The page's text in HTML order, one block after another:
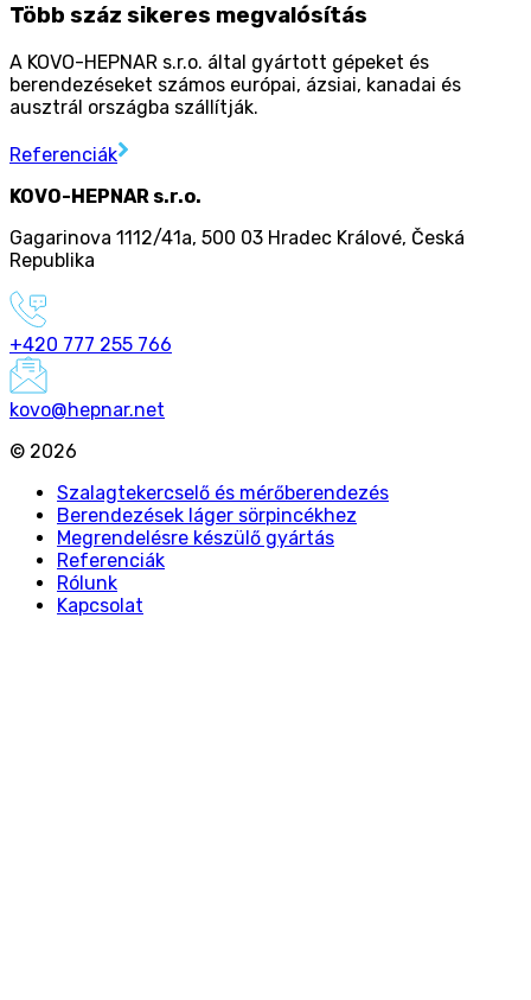
Több száz sikeres megvalósítás
A KOVO-HEPNAR s.r.o. által gyártott gépeket és
berendezéseket számos európai, ázsiai, kanadai és
ausztrál országba szállítják.
Referenciák
KOVO-HEPNAR s.r.o.
Gagarinova 1112/41a, 500 03 Hradec Králové, Česká
Republika
+420 777 255 766
kovo@hepnar.net
© 2026
Szalagtekercselő és mérőberendezés
Berendezések láger sörpincékhez
Megrendelésre készülő gyártás
Referenciák
Rólunk
Kapcsolat